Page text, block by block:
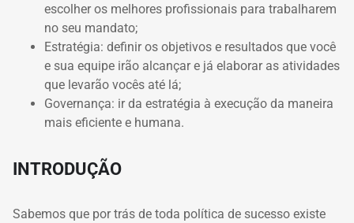
escolher os melhores profissionais para trabalharem
no seu mandato;
Estratégia: definir os objetivos e resultados que você
e sua equipe irão alcançar e já elaborar as atividades
que levarão vocês até lá;
Governança: ir da estratégia à execução da maneira
mais eficiente e humana.
INTRODUÇÃO
Sabemos que por trás de toda política de sucesso existe